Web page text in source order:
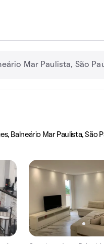
Balneário Mar Paulista, São